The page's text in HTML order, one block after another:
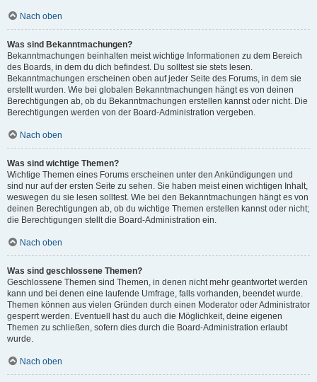
Nach oben
Was sind Bekanntmachungen?
Bekanntmachungen beinhalten meist wichtige Informationen zu dem Bereich
des Boards, in dem du dich befindest. Du solltest sie stets lesen.
Bekanntmachungen erscheinen oben auf jeder Seite des Forums, in dem sie
erstellt wurden. Wie bei globalen Bekanntmachungen hängt es von deinen
Berechtigungen ab, ob du Bekanntmachungen erstellen kannst oder nicht. Die
Berechtigungen werden von der Board-Administration vergeben.
Nach oben
Was sind wichtige Themen?
Wichtige Themen eines Forums erscheinen unter den Ankündigungen und
sind nur auf der ersten Seite zu sehen. Sie haben meist einen wichtigen Inhalt,
weswegen du sie lesen solltest. Wie bei den Bekanntmachungen hängt es von
deinen Berechtigungen ab, ob du wichtige Themen erstellen kannst oder nicht;
die Berechtigungen stellt die Board-Administration ein.
Nach oben
Was sind geschlossene Themen?
Geschlossene Themen sind Themen, in denen nicht mehr geantwortet werden
kann und bei denen eine laufende Umfrage, falls vorhanden, beendet wurde.
Themen können aus vielen Gründen durch einen Moderator oder Administrator
gesperrt werden. Eventuell hast du auch die Möglichkeit, deine eigenen
Themen zu schließen, sofern dies durch die Board-Administration erlaubt
wurde.
Nach oben